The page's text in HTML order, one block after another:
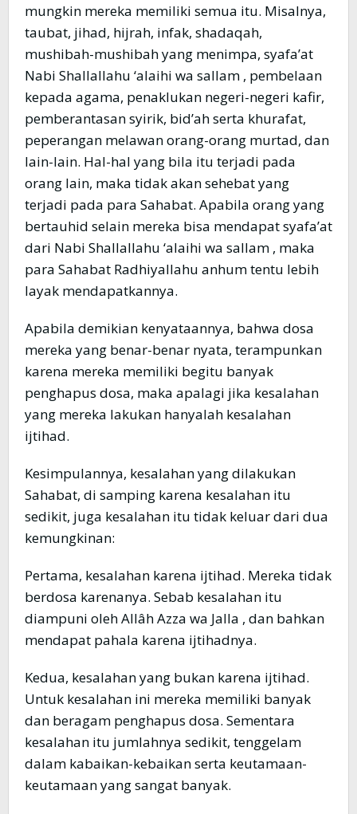
mungkin mereka memiliki semua itu. Misalnya,
taubat, jihad, hijrah, infak, shadaqah,
mushibah-mushibah yang menimpa, syafa’at
Nabi Shallallahu ‘alaihi wa sallam , pembelaan
kepada agama, penaklukan negeri-negeri kafir,
pemberantasan syirik, bid’ah serta khurafat,
peperangan melawan orang-orang murtad, dan
lain-lain. Hal-hal yang bila itu terjadi pada
orang lain, maka tidak akan sehebat yang
terjadi pada para Sahabat. Apabila orang yang
bertauhid selain mereka bisa mendapat syafa’at
dari Nabi Shallallahu ‘alaihi wa sallam , maka
para Sahabat Radhiyallahu anhum tentu lebih
layak mendapatkannya.
Apabila demikian kenyataannya, bahwa dosa
mereka yang benar-benar nyata, terampunkan
karena mereka memiliki begitu banyak
penghapus dosa, maka apalagi jika kesalahan
yang mereka lakukan hanyalah kesalahan
ijtihad.
Kesimpulannya, kesalahan yang dilakukan
Sahabat, di samping karena kesalahan itu
sedikit, juga kesalahan itu tidak keluar dari dua
kemungkinan:
Pertama, kesalahan karena ijtihad. Mereka tidak
berdosa karenanya. Sebab kesalahan itu
diampuni oleh Allâh Azza wa Jalla , dan bahkan
mendapat pahala karena ijtihadnya.
Kedua, kesalahan yang bukan karena ijtihad.
Untuk kesalahan ini mereka memiliki banyak
dan beragam penghapus dosa. Sementara
kesalahan itu jumlahnya sedikit, tenggelam
dalam kabaikan-kebaikan serta keutamaan-
keutamaan yang sangat banyak.